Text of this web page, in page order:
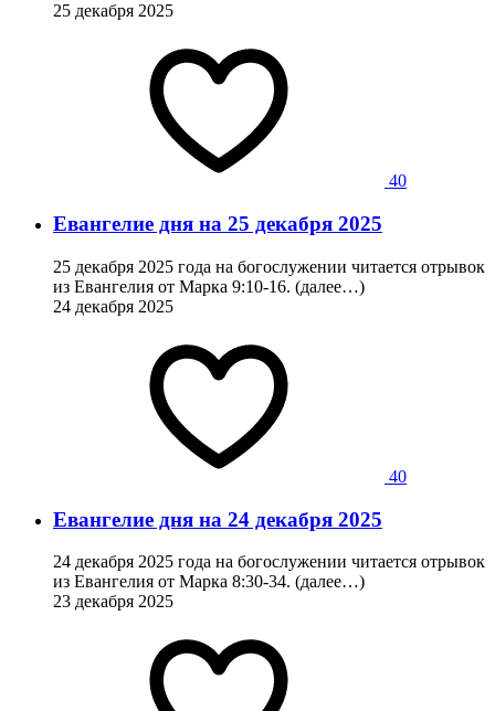
25 декабря 2025
40
Евангелие дня на 25 декабря 2025
25 декабря 2025 года на богослужении читается отрывок
из Евангелия от Марка 9:10-16. (далее…)
24 декабря 2025
40
Евангелие дня на 24 декабря 2025
24 декабря 2025 года на богослужении читается отрывок
из Евангелия от Марка 8:30-34. (далее…)
23 декабря 2025